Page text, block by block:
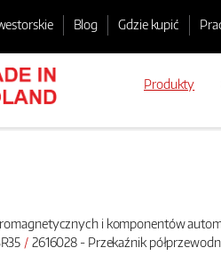
Blog Gdzie kupić
Produkty
i komponentów
2616028 - Przekaźnik